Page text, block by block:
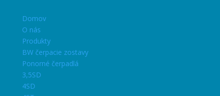
Domov
O nás
Produkty
BW čerpacie zostavy
Ponorné čerpadlá
3,5SD
4SD